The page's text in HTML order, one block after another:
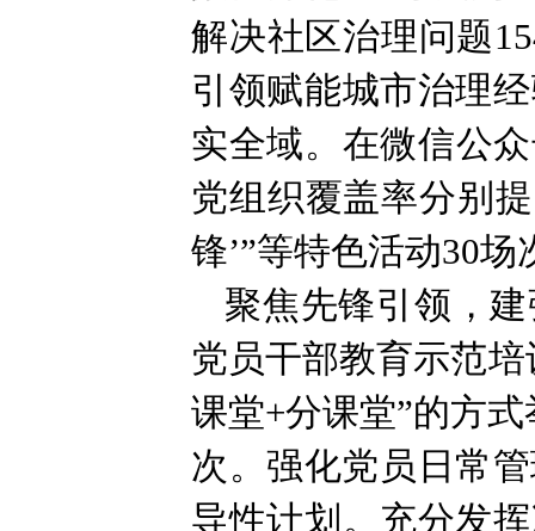
解决社区治理问题
引领赋能城市治理
实全域。在微信公
党组织覆盖率分别
锋’”等特色活动30
聚焦先锋引领，
党员干部教育示范
课堂+分课堂”的方
次。强化党员日常
导性计划。充分发